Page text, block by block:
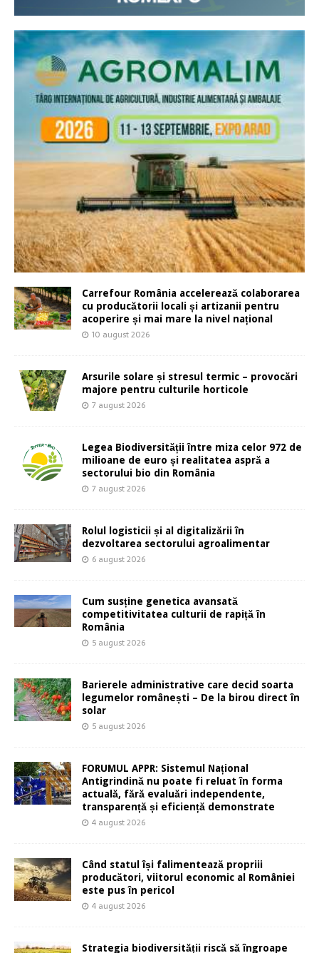
Carrefour România accelerează colaborarea
cu producătorii locali și artizanii pentru
acoperire și mai mare la nivel național
10 august 2026
Arsurile solare și stresul termic – provocări
majore pentru culturile horticole
7 august 2026
Legea Biodiversității între miza celor 972 de
milioane de euro și realitatea aspră a
sectorului bio din România
7 august 2026
Rolul logisticii și al digitalizării în
dezvoltarea sectorului agroalimentar
6 august 2026
Cum susține genetica avansată
competitivitatea culturii de rapiță în
România
5 august 2026
Barierele administrative care decid soarta
legumelor românești – De la birou direct în
solar
5 august 2026
FORUMUL APPR: Sistemul Național
Antigrindină nu poate fi reluat în forma
actuală, fără evaluări independente,
transparență și eficiență demonstrate
4 august 2026
Când statul își falimentează propriii
producători, viitorul economic al României
este pus în pericol
4 august 2026
Strategia biodiversității riscă să îngroape